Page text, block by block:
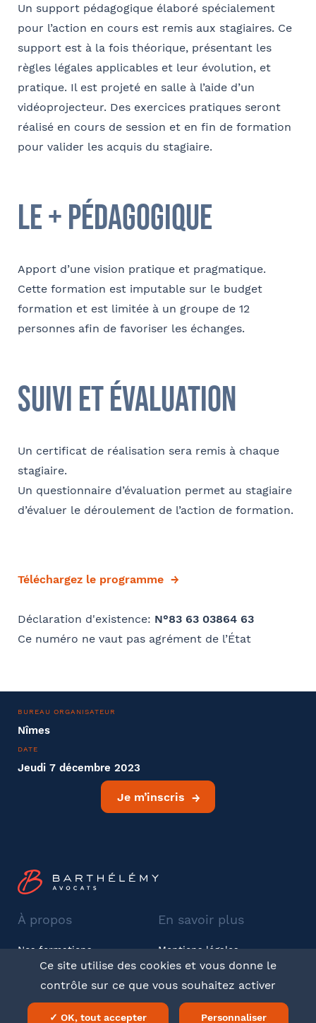
Un support pédagogique élaboré spécialement
pour l’action en cours est remis aux stagiaires. Ce
support est à la fois théorique, présentant les
règles légales applicables et leur évolution, et
pratique. Il est projeté en salle à l’aide d’un
vidéoprojecteur. Des exercices pratiques seront
réalisé en cours de session et en fin de formation
pour valider les acquis du stagiaire.
le + pédagogique
Apport d’une vision pratique et pragmatique.
Cette formation est imputable sur le budget
formation et est limitée à un groupe de 12
personnes afin de favoriser les échanges.
suivi et évaluation
Un certificat de réalisation sera remis à chaque
stagiaire.
Un questionnaire d’évaluation permet au stagiaire
d’évaluer le déroulement de l’action de formation.
Téléchargez le programme
Déclaration d'existence: N°83 63 03864 63
Ce numéro ne vaut pas agrément de l’État
BUREAU ORGANISATEUR
Nîmes
DATE
Jeudi 7 décembre 2023
Je m’inscris
À propos
Nos formations
Barthélémy Avocats
En savoir plus
Mentions légales
CGV
LinkedIn
Commentaire - FACULTATIF
Ce site utilise des cookies et vous donne le
contrôle sur ce que vous souhaitez activer
✓ OK, tout accepter Personnaliser